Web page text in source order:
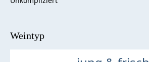
Weintyp